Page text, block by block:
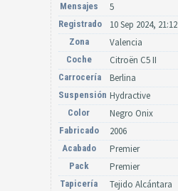
Mensajes 5
Registrado 10 Sep 2024, 21:12
Zona Valencia
Coche Citroën C5 II
Carrocería Berlina
Suspensión Hydractive
Color Negro Onix
Fabricado 2006
Acabado Premier
Pack Premier
Tapicería Tejido Alcántara